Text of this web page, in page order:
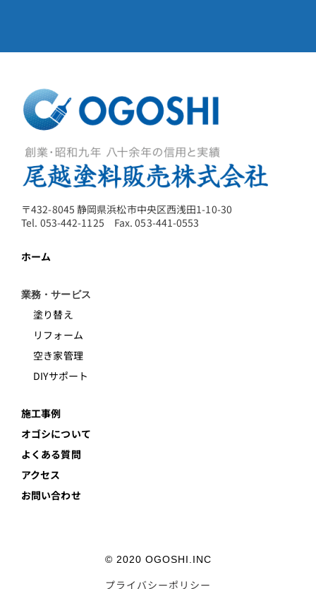
〒432-8045 静岡県浜松市中央区西浅田1-10-30
Tel. 053-442-1125 Fax. 053-441-0553
ホーム
業務・サービス
塗り替え
リフォーム
空き家管理
DIYサポート
施工事例
オゴシについて
よくある質問
アクセス
お問い合わせ
© 2020 OGOSHI.INC
プライバシーポリシー